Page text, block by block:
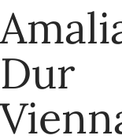
Dur